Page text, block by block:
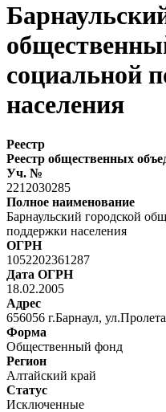
социальной
населения
Реестр
Реестр общественных
Уч. №
2212030285
Полное наименование
Барнаульский городской
поддержки населения
ОГРН
1052202361287
Дата ОГРН
18.02.2005
Адрес
656056 г.Барнаул,
Форма
Общественный фонд
Регион
Алтайский край
Статус
Исключенные